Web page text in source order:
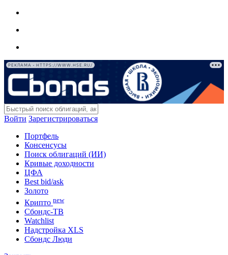
РЕКЛАМА • HTTPS://WWW.HSE.RU/
Войти Зарегистрироваться
Портфель
Консенсусы
Поиск облигаций (ИИ)
Кривые доходности
ЦФА
Best bid/ask
Золото
Крипто new
Сбондс-ТВ
Watchlist
Надстройка XLS
Сбондс Люди